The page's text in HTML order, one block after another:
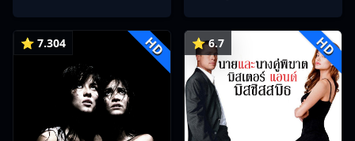
⭐ 7.304 HD ⭐ 6.7 HD